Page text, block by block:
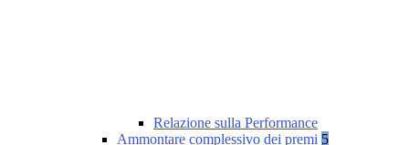
Relazione sulla Performance
Ammontare complessivo dei premi 5